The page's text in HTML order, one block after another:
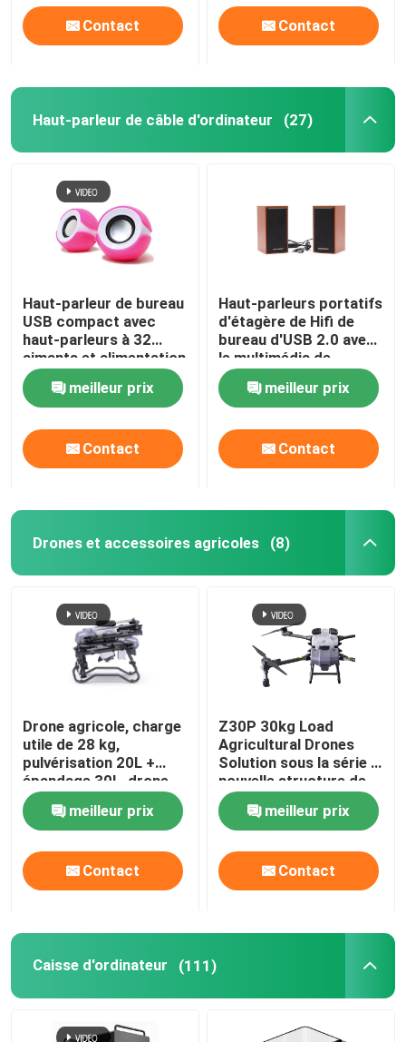
Contact Contact
Haut-parleur de câble d'ordinateur (27)
Haut-parleur de bureau
USB compact avec
haut-parleurs à 32
aimants et alimentation
USB 5V Plug-and-Play
en bleu et rose
meilleur prix
Contact
Haut-parleurs portatifs
d'étagère de Hifi de
bureau d'USB 2.0 avec
le multimédia de
subwoofer
meilleur prix
Contact
Drones et accessoires agricoles (8)
Drone agricole, charge
utile de 28 kg,
pulvérisation 20L +
épandage 30L, drone
agricole double mode
meilleur prix
Contact
Z30P 30kg Load
Agricultural Drones
Solution sous la série Z
nouvelle structure de
poutre et les bras
pliants en forme de Z
meilleur prix
Contact
Caisse d'ordinateur (111)